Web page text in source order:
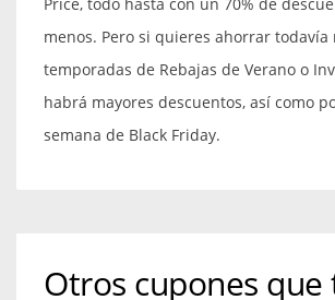
menos. Pero si quieres ahorrar todavía
temporadas de Rebajas de Verano o
habrá mayores descuentos, así como
semana de Black Friday.
Otros cupones que